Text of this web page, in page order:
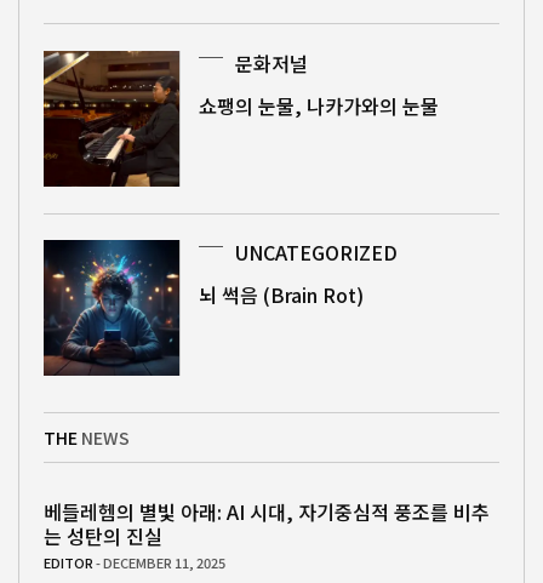
문화저널
쇼팽의 눈물, 나카가와의 눈물
UNCATEGORIZED
뇌 썩음 (Brain Rot)
THE NEWS
베들레헴의 별빛 아래: AI 시대, 자기중심적 풍조를 비추
는 성탄의 진실
EDITOR- DECEMBER 11, 2025